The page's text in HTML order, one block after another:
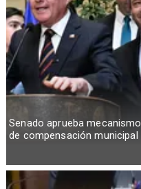
Senado aprueba mecanismo
de compensación municipal